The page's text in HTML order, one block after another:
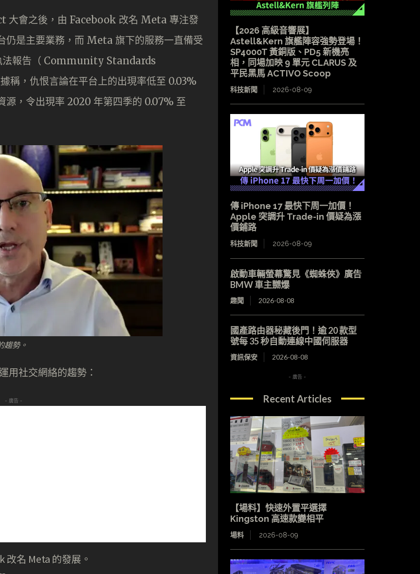
大會之後，由 Facebook 改名 Meta 專注發
仍是主要業務，而 Meta 旗下的服務一直備受
法報告（ Community Standards
，仇恨言論在平台上的出現率低至 0.03%
源，令出現率 2020 年第四季的 0.07% 至
趨勢。
用社交網絡的趨勢：
- 廣告 -
改名 Meta 的發展。
【2026 高級音響展】
Astell&Kern 旗艦陣容強勢登場！
SP4000T 黃銅版、PD5 新機亮
相，同場加映 9 單元 CLARUS 及
平民黑馬 ACTIVO Scoop
科技新聞 2026-08-09
傳 iPhone 17 最快下周一加價！
Apple 突調升 Trade-in 價疑為漲
價鋪路
科技新聞 2026-08-09
啟動車輛螢幕驚見《蜘蛛俠》廣告
BMW 車主嬲爆
趣聞 2026-08-08
國產路由器秘藏後門！逾 20 款型
號每 35 秒自動連線中國伺服器
資訊保安 2026-08-08
- 廣告 -
Recent Articles
【場料】快速外置平選擇
Kingston 高速款變相平
場料 2026-08-09